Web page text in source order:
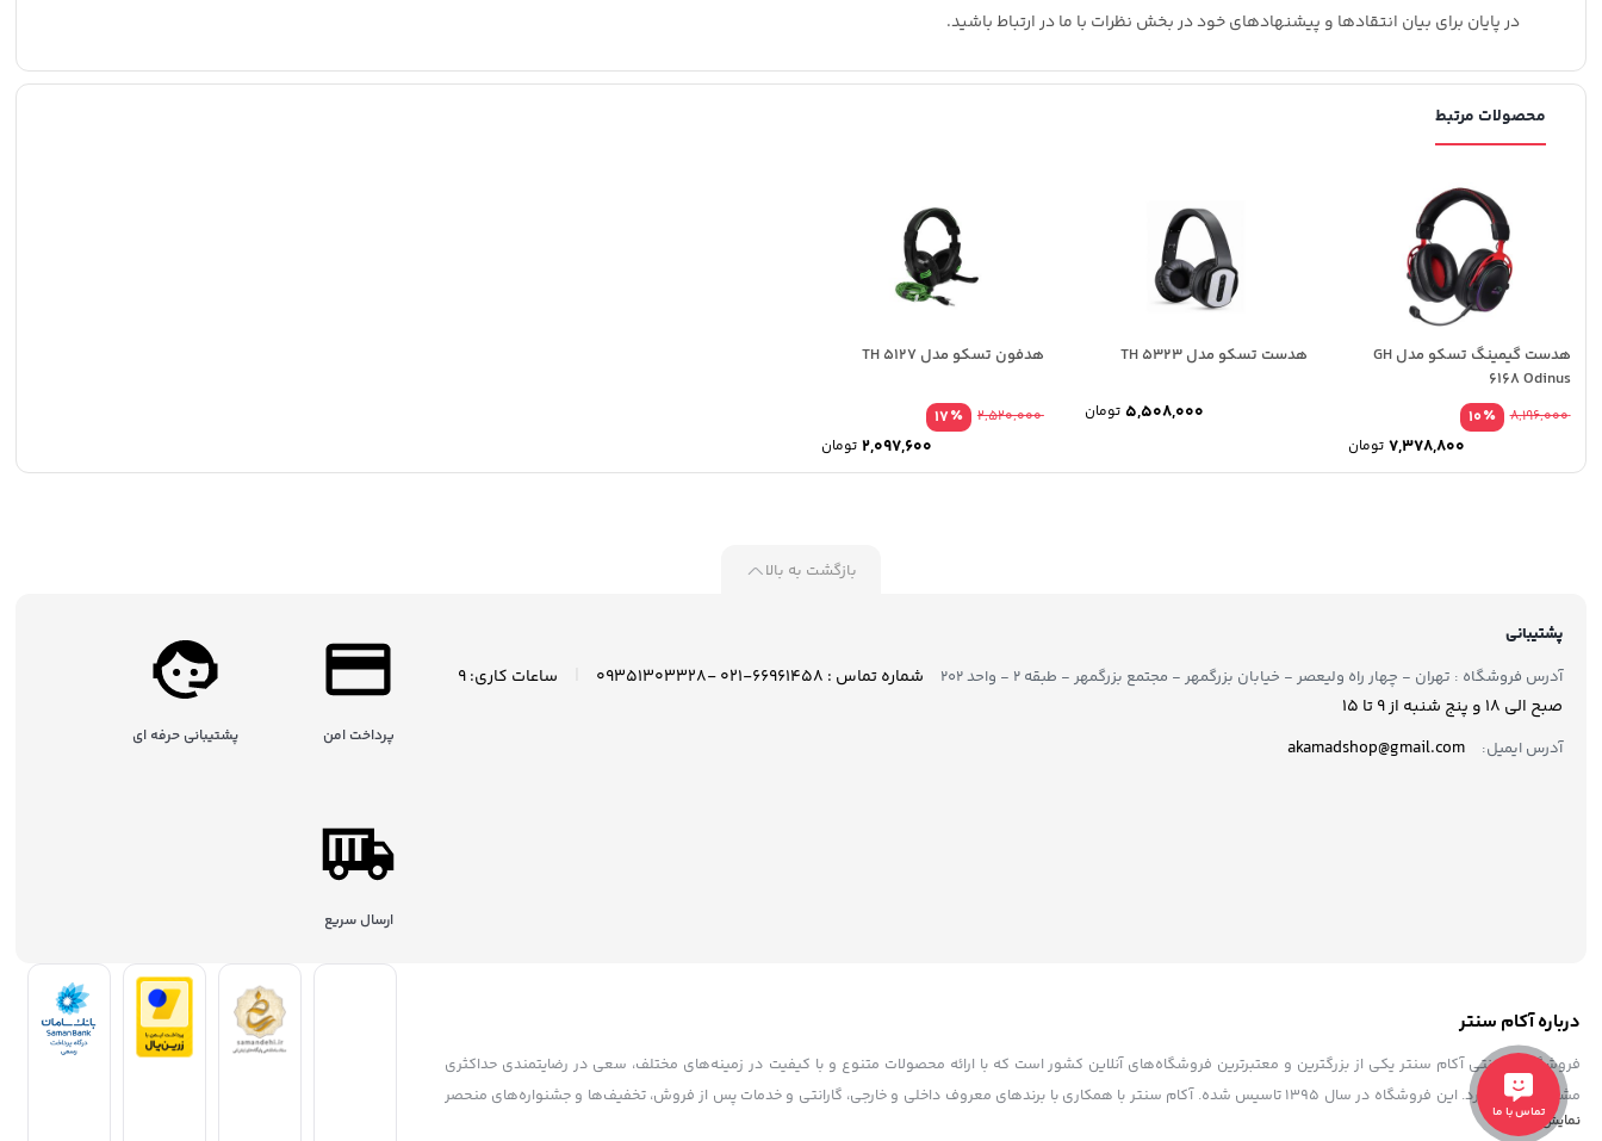
در پایان برای بیان انتقادها و پیشنهادهای خود در بخش نظرات با ما در ارتباط باشید.
محصولات مرتبط
هدست گیمینگ تسکو مدل GH
6168 Odinus
٪10
8,196,000
تومان
هدست تسکو مدل TH 5323
تومان
هدفون تسکو مدل TH 5127
٪17
2,520,000
تومان
بازگشت به بالا
پشتیبانی
آدرس فروشگاه : تهران - چهار راه ولیعصر - خیابان بزرگمهر - مجتمع بزرگمهر - طبقه ۲ - واحد ۲۰۲
شماره تماس : ۶۶۹۶۱۴۵۸-۰۲۱ -۰۹۳۵۱۳۰۳۳۲۸
ساعات کاری: 9
صبح الی 18 و پنج شنبه از 9 تا ۱5
آدرس ایمیل: akamadshop@gmail.com پرداخت امن پشتیبانی حرفه ای
ارسال سریع
درباره آکام سنتر
فروشگاه اینترنتی آکام سنتر یکی از بزرگترین و معتبرترین فروشگاه‌های آنلاین کشور است که با ارائه محصولات متنوع و با کیفیت در زمینه‌های مختلف، سعی در رضایتمندی حداکثری
مشتریان خود دارد. این فروشگاه در سال ۱۳۹۵ تاسیس شده. آکام سنتر با همکاری با برندهای معروف داخلی و خارجی، گارانتی و خدمات پس از فروش، تخفیف‌ها و جشنواره‌های منحصر
به فرد، پشتیبانی حرفه ای، به عنوان یک فروشگاه مطمئن و مورد اعتماد شناخته شده است. آکام سنتر با هدف توسعه بازار خرید و فروش الکترونیکی و افزایش رضایت مشتریان، همواره
نمایش بیشتر
تماس با ما